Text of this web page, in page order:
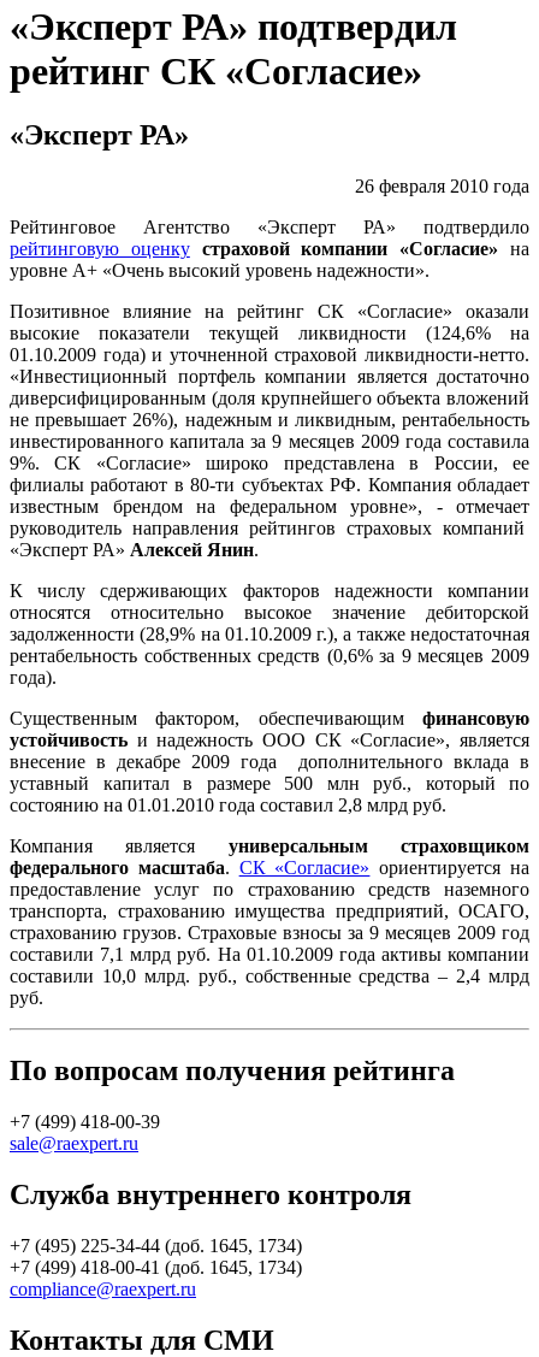
«Эксперт РА» подтвердил
рейтинг СК «Согласие»
«Эксперт РА»
26 февраля 2010 года
Рейтинговое Агентство «Эксперт РА» подтвердило
рейтинговую оценку страховой компании «Согласие» на
уровне А+ «Очень высокий уровень надежности».
Позитивное влияние на рейтинг СК «Согласие» оказали
высокие показатели текущей ликвидности (124,6% на
01.10.2009 года) и уточненной страховой ликвидности-нетто.
«Инвестиционный портфель компании является достаточно
диверсифицированным (доля крупнейшего объекта вложений
не превышает 26%), надежным и ликвидным, рентабельность
инвестированного капитала за 9 месяцев 2009 года составила
9%. СК «Согласие» широко представлена в России, ее
филиалы работают в 80-ти субъектах РФ. Компания обладает
известным брендом на федеральном уровне», - отмечает
руководитель направления рейтингов страховых компаний
«Эксперт РА» Алексей Янин.
К числу сдерживающих факторов надежности компании
относятся относительно высокое значение дебиторской
задолженности (28,9% на 01.10.2009 г.), а также недостаточная
рентабельность собственных средств (0,6% за 9 месяцев 2009
года).
Существенным фактором, обеспечивающим финансовую
устойчивость и надежность ООО СК «Согласие», является
внесение в декабре 2009 года дополнительного вклада в
уставный капитал в размере 500 млн руб., который по
состоянию на 01.01.2010 года составил 2,8 млрд руб.
Компания является универсальным страховщиком
федерального масштаба. СК «Согласие» ориентируется на
предоставление услуг по страхованию средств наземного
транспорта, страхованию имущества предприятий, ОСАГО,
страхованию грузов. Страховые взносы за 9 месяцев 2009 год
составили 7,1 млрд руб. На 01.10.2009 года активы компании
составили 10,0 млрд. руб., собственные средства – 2,4 млрд
руб.
По вопросам получения рейтинга
+7 (499) 418-00-39
sale@raexpert.ru
Служба внутреннего контроля
+7 (495) 225-34-44 (доб. 1645, 1734)
+7 (499) 418-00-41 (доб. 1645, 1734)
compliance@raexpert.ru
Контакты для СМИ